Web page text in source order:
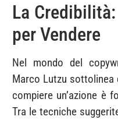
La
per Vendere
Nel mondo del
Marco Lutzu
compiere un’azione è
Tra le tecniche